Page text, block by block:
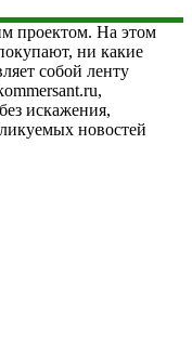
проектом. На этом
ни какие
собой ленту
искажения,
новостей